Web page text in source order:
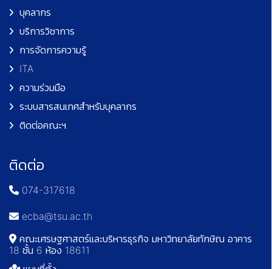
บุคลากร
บริการวิชาการ
การจัดการความรู้
ITA
ความร่วมมือ
ระบบสารสนเทศสำหรับบุคลากร
ติดต่อคณะฯ
ติดต่อ
074-317618
ecba@tsu.ac.th
คณะเศรษฐศาสตร์และบริหารธุรกิจ มหาวิทยาลัยทักษิณ อาคาร
18 ชั้น 6 ห้อง 18611